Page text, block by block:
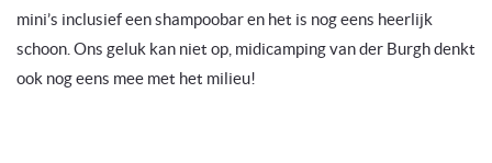
mini’s inclusief een shampoobar en het is nog eens heerlijk
schoon. Ons geluk kan niet op, midicamping van der Burgh denkt
ook nog eens mee met het milieu!